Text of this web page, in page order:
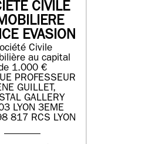
CIVILE
EVASION
Civile
au capital
1.000 €
PROFESSEUR
GUILLET,
GALLERY
LYON 3EME
817 RCS LYON